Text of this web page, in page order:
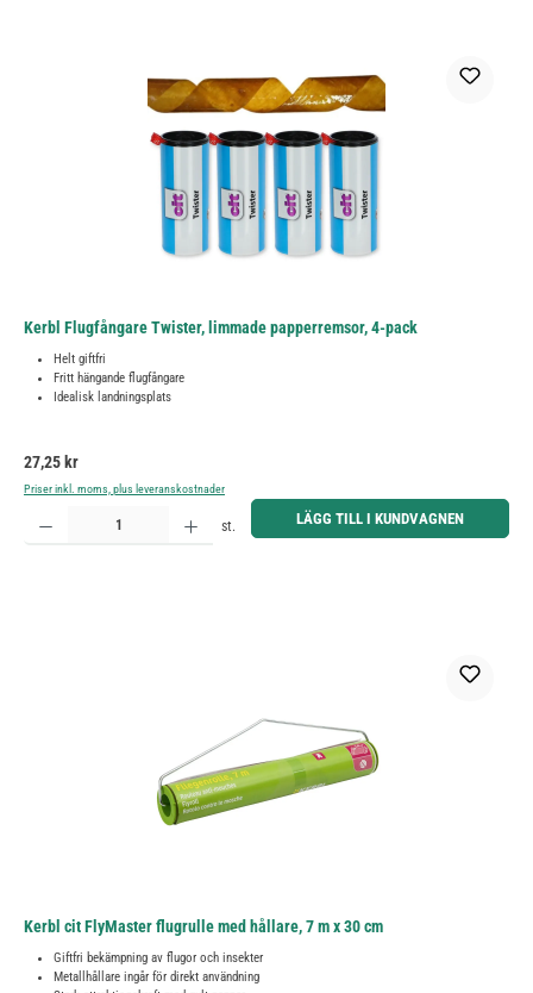
Kerbl Flugfångare Twister, limmade papperremsor, 4-pack
Helt giftfri
Fritt hängande flugfångare
Idealisk landningsplats
Ordinarie pris:
27,25 kr
Priser inkl. moms, plus leveranskostnader
Produktkvantitet: Ange önskat belopp eller använd knapparna för att öka eller minska kvantiteten.
st. LÄGG TILL I KUNDVAGNEN
Kerbl cit FlyMaster flugrulle med hållare, 7 m x 30 cm
Giftfri bekämpning av flugor och insekter
Metallhållare ingår för direkt användning